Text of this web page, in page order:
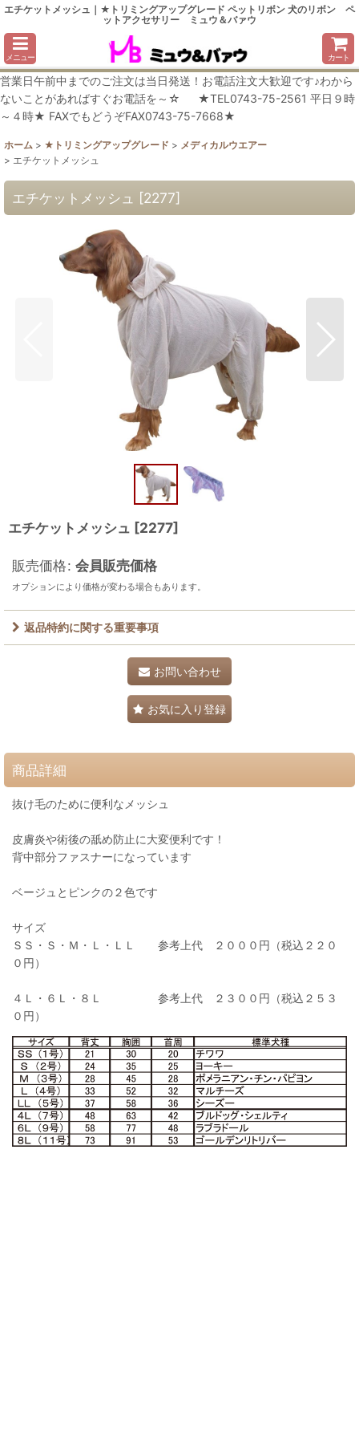
エチケットメッシュ｜★トリミングアップグレード ペットリボン 犬のリボン ペ
ットアクセサリー ミュウ＆バァウ
メニュー カート
営業日午前中までのご注文は当日発送！お電話注文大歓迎です♪わから
ないことがあればすぐお電話を～☆ ★TEL0743-75-2561 平日９時
～４時★ FAXでもどうぞFAX0743-75-7668★
ホーム > ★トリミングアップグレード > メディカルウエアー
> エチケットメッシュ
エチケットメッシュ [2277]
エチケットメッシュ [2277]
販売価格: 会員販売価格
オプションにより価格が変わる場合もあります。
返品特約に関する重要事項
お問い合わせ
お気に入り登録
商品詳細
抜け毛のために便利なメッシュ
皮膚炎や術後の舐め防止に大変便利です！
背中部分ファスナーになっています
ベージュとピンクの２色です
サイズ
ＳＳ・Ｓ・Ｍ・Ｌ・ＬＬ 参考上代 ２０００円（税込２２０
０円）
４Ｌ・６Ｌ・８Ｌ 参考上代 ２３００円（税込２５３
０円）